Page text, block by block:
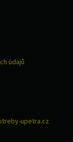
údajů
upetra.cz